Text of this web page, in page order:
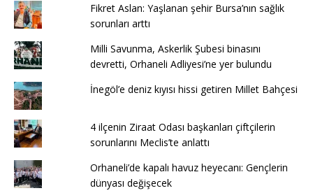
Fikret Aslan: Yaşlanan şehir Bursa’nın sağlık
sorunları arttı
Milli Savunma, Askerlik Şubesi binasını
devretti, Orhaneli Adliyesi’ne yer bulundu
İnegöl’e deniz kıyısı hissi getiren Millet Bahçesi
4 ilçenin Ziraat Odası başkanları çiftçilerin
sorunlarını Meclis’te anlattı
Orhaneli’de kapalı havuz heyecanı: Gençlerin
dünyası değişecek